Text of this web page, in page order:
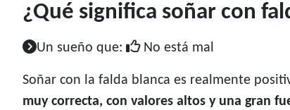
¿Qué significa soñar con
Un sueño que: No está mal
Soñar con la falda blanca es realmente
muy correcta, con valores altos y una gran